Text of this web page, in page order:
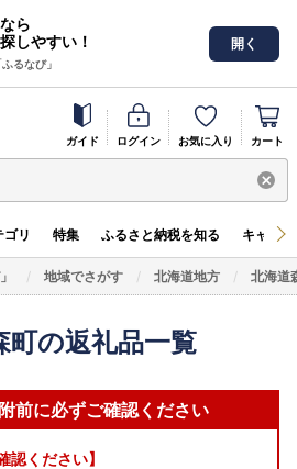
ら
しやすい！
るなび」
開く
ガイド ログイン お気に入り カート
ゴリ 特集 ふるさと納税を知る キャン
地域でさがす 北海道地方 北海道
町の返礼品一覧
前に必ずご確認ください
認ください】